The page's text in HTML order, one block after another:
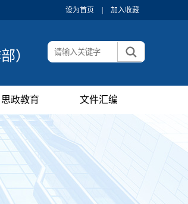
设为首页 加入收藏
）
思政教育 文件汇编